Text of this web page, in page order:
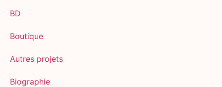
BD
Boutique
Autres projets
Biographie